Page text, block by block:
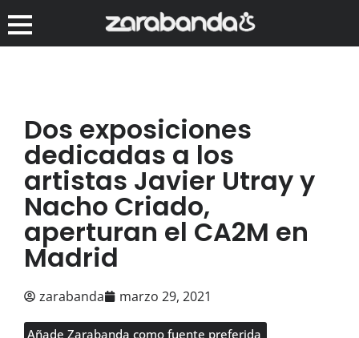
Dos exposiciones
dedicadas a los
artistas Javier Utray y
Nacho Criado,
aperturan el CA2M en
Madrid
zarabanda marzo 29, 2021
Añade Zarabanda como fuente preferida